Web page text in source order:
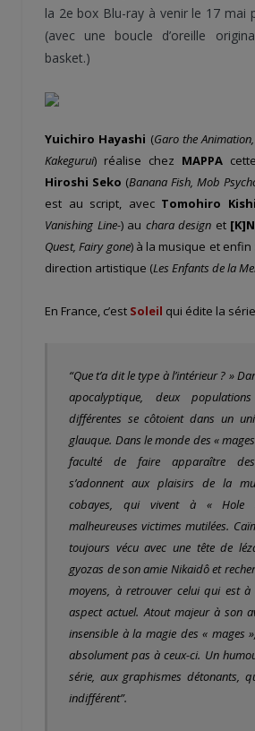
la 2e box Blu-ray à venir le 17 mai
(avec une boucle d’oreille
basket.)
Yuichiro Hayashi (Garo the
Kakegurui) réalise chez MAPPA
Hiroshi Seko (Banana Fish, Mob
est au script, avec Tomohiro Kishi
Vanishing Line-) au chara design et
Quest, Fairy gone) à la musique et enfin
direction artistique (Les Enfants de la
En France, c’est Soleil qui édite la
“Que t’a dit le type à l’intérieur ? »
apocalyptique, deux
différentes se côtoient dans un
glauque. Dans le monde des «
faculté de faire apparaître
s’adonnent aux plaisirs de la
cobayes, qui vivent à « Hole
malheureuses victimes mutilées.
toujours vécu avec une tête de
gyozas de son amie Nikaidô et
moyens, à retrouver celui qui est à
aspect actuel. Atout majeur à son
insensible à la magie des « mages
absolument pas à ceux-ci. Un
série, aux graphismes détonants,
indifférent”.